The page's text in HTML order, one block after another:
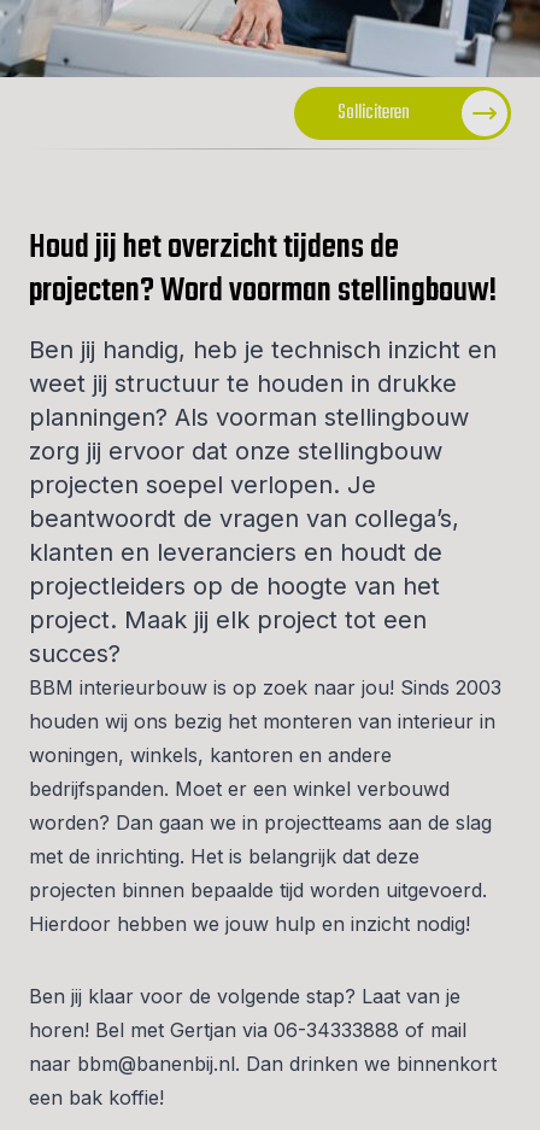
Solliciteren
Houd jij het overzicht tijdens de
projecten? Word voorman stellingbouw!
Ben jij handig, heb je technisch inzicht en
weet jij structuur te houden in drukke
planningen? Als voorman stellingbouw
zorg jij ervoor dat onze stellingbouw
projecten soepel verlopen. Je
beantwoordt de vragen van collega’s,
klanten en leveranciers en houdt de
projectleiders op de hoogte van het
project. Maak jij elk project tot een
succes?
BBM interieurbouw is op zoek naar jou! Sinds 2003
houden wij ons bezig het monteren van interieur in
woningen, winkels, kantoren en andere
bedrijfspanden. Moet er een winkel verbouwd
worden? Dan gaan we in projectteams aan de slag
met de inrichting. Het is belangrijk dat deze
projecten binnen bepaalde tijd worden uitgevoerd.
Hierdoor hebben we jouw hulp en inzicht nodig!
Ben jij klaar voor de volgende stap? Laat van je
horen! Bel met Gertjan via 06-34333888 of mail
naar bbm@banenbij.nl. Dan drinken we binnenkort
een bak koffie!